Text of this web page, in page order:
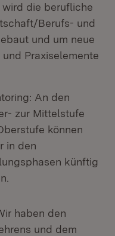
die berufliche
Berufs- und
und um neue
Praxiselemente
An den
zur Mittelstufe
können
in den
künftig
haben den
und dem